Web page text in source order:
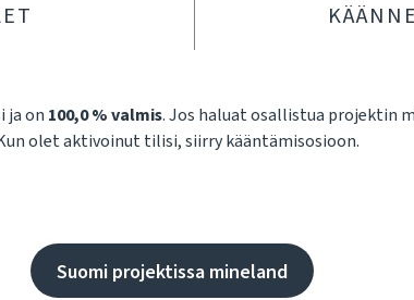
ja on 100,0 % valmis. Jos haluat osallistua projektin
olet aktivoinut tilisi, siirry kääntämisosioon.
Suomi projektissa mineland